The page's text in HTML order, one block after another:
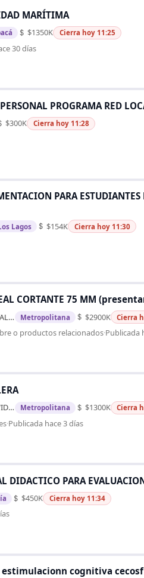
MARÍTIMA
$1350K Cierra hoy 11:25
30 días
PROGRAMA RED
$300K Cierra hoy 11:28
PARA
Lagos $154K Cierra hoy 11:30
CORTANTE 75 MM
Metropolitana $2900K Cierra
o productos relacionados·Publicada
Metropolitana $1300K Cierra
·Publicada hace 3 días
DIDACTICO PARA
$450K Cierra hoy 11:34
estimulacionn cognitiva cecosf